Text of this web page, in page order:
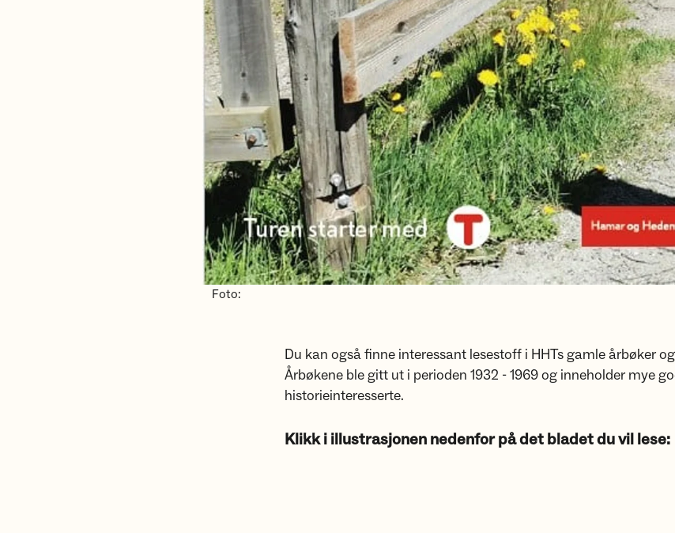
Foto:
Du kan også finne interessant lesestoff i HHTs gamle årbøker
Årbøkene ble gitt ut i perioden 1932 - 1969 og inneholder mye
historieinteresserte.
Klikk i illustrasjonen nedenfor på det bladet du vil lese: